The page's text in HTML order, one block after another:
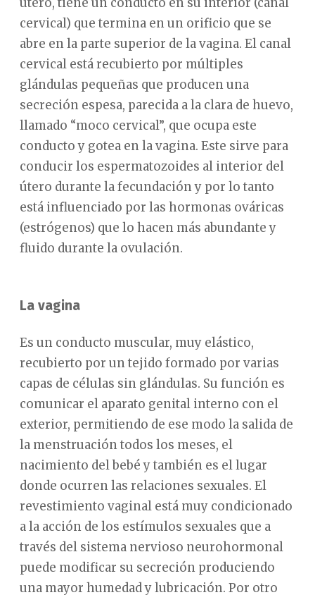
cervical) que termina en un orificio que se
abre en la parte superior de la vagina. El canal
cervical está recubierto por múltiples
glándulas pequeñas que producen una
secreción espesa, parecida a la clara de huevo,
llamado “moco cervical”, que ocupa este
conducto y gotea en la vagina. Este sirve para
conducir los espermatozoides al interior del
útero durante la fecundación y por lo tanto
está influenciado por las hormonas ováricas
(estrógenos) que lo hacen más abundante y
fluido durante la ovulación.
La vagina
Es un conducto muscular, muy elástico,
recubierto por un tejido formado por varias
capas de células sin glándulas. Su función es
comunicar el aparato genital interno con el
exterior, permitiendo de ese modo la salida de
la menstruación todos los meses, el
nacimiento del bebé y también es el lugar
donde ocurren las relaciones sexuales. El
revestimiento vaginal está muy condicionado
a la acción de los estímulos sexuales que a
través del sistema nervioso neurohormonal
puede modificar su secreción produciendo
una mayor humedad y lubricación. Por otro